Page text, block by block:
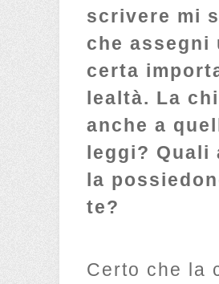
scrivere mi
che assegni
certa
lealtà. La
anche a
leggi? Quali
la
te?
Certo che la